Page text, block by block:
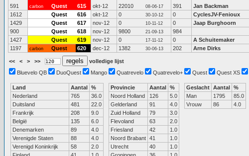
591 carbon Quest 615 okt-12 22010 08-06-17 391 Jan Backman
1612
Quest 616 okt-12 0 30-10-12 0 CyclesJV-Fenioux
1429
Quest 617 nov-12 0 10-11-12 0 Jaap Burghoorn
900
Quest 618 nov-12 9800 21-09-13 984
1427
Quest 619 nov-12 0 17-11-12 0 A Schuitemaker
1197
carbon Quest 620 dec-12 1382 30-06-13 202 Arne Dirks
<< < > >>
volledige lijst
Bluevelo QB
DuoQuest Mango Quatrevelo Quatrevelo+ Quest Quest XS
Land Aantal %
Nederland
765
36.0
Duitsland
481
22.0
Frankrijk
208
9.0
België
135
6.0
Denemarken
89
4.0
Verenigde Staten
88
4.0
Verenigd Koninkrijk
58
2.0
Provincie Aantal %
Noord Holland
126
5.0
Gelderland
91
4.0
Zuid Holland
79
3.0
Flevoland
63
2.0
Friesland
42
1.0
Noord Brabant 41
1.0
Utrecht
40
1.0
Geslacht Aantal %
Man
1795
85.0
Vrouw
86 4.0